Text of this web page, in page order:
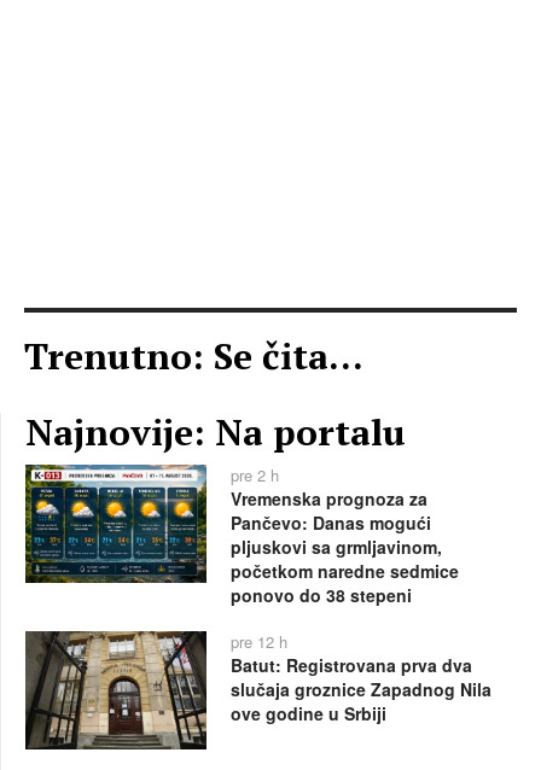
Trenutno: Se čita...
Najnovije: Na portalu
pre 2 h
Vremenska prognoza za
Pančevo: Danas mogući
pljuskovi sa grmljavinom,
početkom naredne sedmice
ponovo do 38 stepeni
pre 12 h
Batut: Registrovana prva dva
slučaja groznice Zapadnog Nila
ove godine u Srbiji